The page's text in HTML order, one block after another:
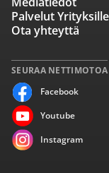
SEURAA NETTIMOTOA
Facebook
Youtube
Instagram
Palvelut Yrityksille
Ota yhteyttä